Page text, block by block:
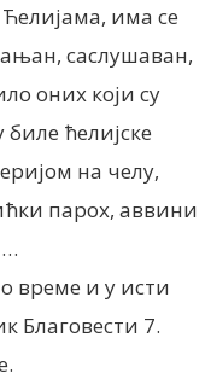
има се
саслушаван,
оних који су
ћелијске
на челу,
парох, аввини
време и у исти
Благовести 7.